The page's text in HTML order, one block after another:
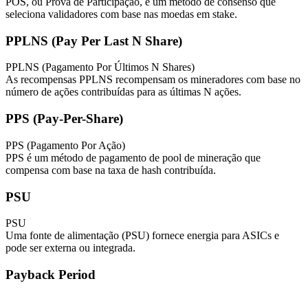
seleciona validadores com base nas moedas em stake.
PPLNS (Pay Per Last N Share)
PPLNS (Pagamento Por Últimos N Shares)
As recompensas PPLNS recompensam os mineradores com base no
número de ações contribuídas para as últimas N ações.
PPS (Pay-Per-Share)
PPS (Pagamento Por Ação)
PPS é um método de pagamento de pool de mineração que
compensa com base na taxa de hash contribuída.
PSU
PSU
Uma fonte de alimentação (PSU) fornece energia para ASICs e
pode ser externa ou integrada.
Payback Period